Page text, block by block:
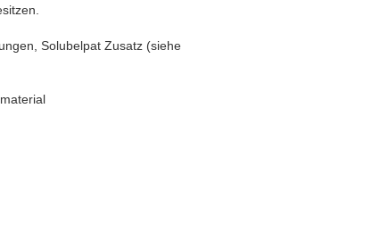
Solubelpat Zusatz (siehe